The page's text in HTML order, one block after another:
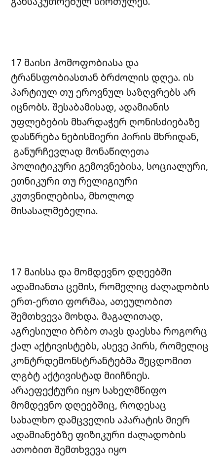
17 მაისი ჰომოფობიასა და
ტრანსფობიასთან ბრძოლის დღეა. ის
პარტიულ თუ ეროვნულ საზღვრებს არ
იცნობს. შესაბამისად, ადამიანის
უფლებების მხარდაჭერ ღონისძიებაზე
დასწრება ნებისმიერი პირის მხრიდან,
განურჩევლად მონაწილეთა
პოლიტიკური გემოვნებისა, სოციალური,
ეთნიკური თუ რელიგიური
კუთვნილებისა, მხოლოდ
მისასალმებელია.
17 მაისსა და მომდევნო დღეებში
ადამიანთა ცემის, რომელიც ძალადობის
ერთ-ერთი ფორმაა, ათეულობით
შემთხვევა მოხდა. მაგალითად,
აგრესიული ბრბო თავს დაესხა როგორც
ქალ აქტივისტებს, ასევე პირს, რომელიც
კონტრდემონსტრანტებმა შეცდომით
ლგბტ აქტივისტად მიიჩნიეს.
არაეფექტური იყო სახელმწიფო
მომდევნო დღეებშიც, როდესაც
სახალხო დამცველის აპარატის მიერ
ადამიანებზე ფიზიკური ძალადობის
ათობით შემთხვევა იყო